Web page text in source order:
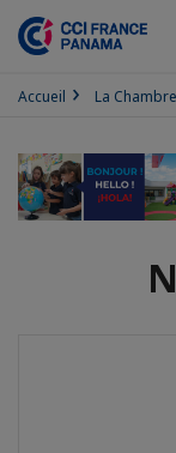
Accueil La Chambre